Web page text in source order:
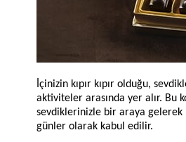
İçinizin kıpır kıpır olduğu,
aktiviteler arasında yer alır. Bu
sevdiklerinizle bir araya
günler olarak kabul edilir.